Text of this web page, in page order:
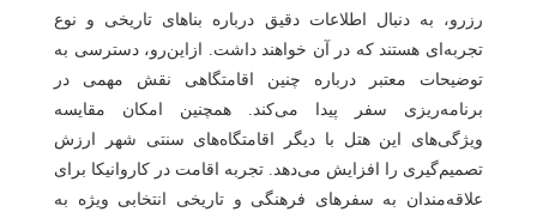
رزرو، به دنبال اطلاعات دقیق درباره بناهای تاریخی و نوع
تجربه‌ای هستند که در آن خواهند داشت. ازاین‌رو، دسترسی به
توضیحات معتبر درباره چنین اقامتگاهی نقش مهمی در
برنامه‌ریزی سفر پیدا می‌کند. همچنین امکان مقایسه
ویژگی‌های این هتل با دیگر اقامتگاه‌های سنتی شهر ارزش
تصمیم‌گیری را افزایش می‌دهد. تجربه اقامت در کاروانیکا برای
علاقه‌مندان به سفرهای فرهنگی و تاریخی انتخابی ویژه به